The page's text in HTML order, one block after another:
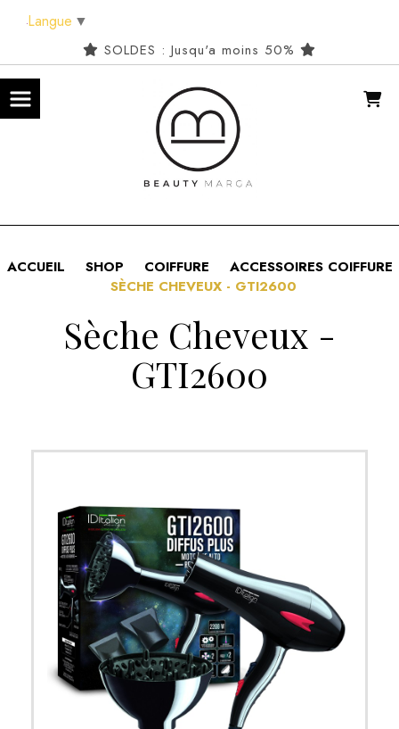
SOLDES : Jusqu'a moins 50%
ACCUEIL SHOP COIFFURE
ACCESSOIRES COIFFURE
SÈCHE CHEVEUX - GTI2600
Sèche Cheveux -
GTI2600
Langue ▼